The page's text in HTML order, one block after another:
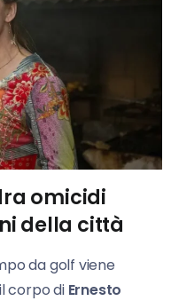
omicidi
della città
da golf viene
corpo di Ernesto